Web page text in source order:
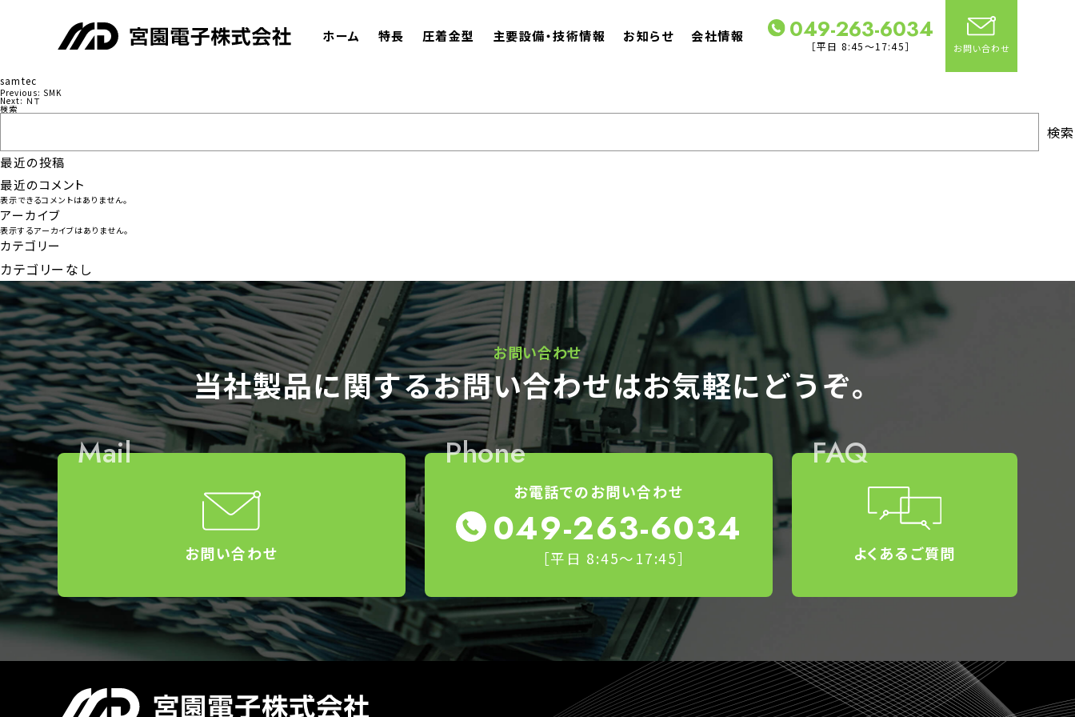
ホーム 特長 圧着金型 主要設備・技術情報 お知らせ 会社情報 049-263-6034
［平日 8:45～17:45］ お問い合わせ
samtec
投
ビ
ゲ
ー
シ
ョ
ン
Previous: SMK
Next: ＮＴ
検索
検索
最近の投稿
最近のコメント
表示できるコメントはありません。
アーカイブ
表示するアーカイブはありません。
カテゴリー
カテゴリーなし
お問い合わせ
当社製品に関するお問い合わせはお気軽にどうぞ。
Mail
お問い合わせ
FAQ
よくあるご質問
Phone
お電話でのお問い合わせ
049-263-6034
［平日 8:45～17:45］